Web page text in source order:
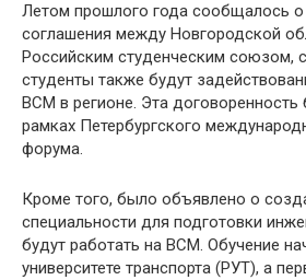
Летом прошлого года сообщалось о
соглашения между Новгородской
Российским студенческим союзом,
студенты также будут
ВСМ в регионе. Эта
рамках Петербургского
форума.
Кроме того, было объявлено о
специальности для подготовки
будут работать на ВСМ. Обучение
университете транспорта (РУТ), а